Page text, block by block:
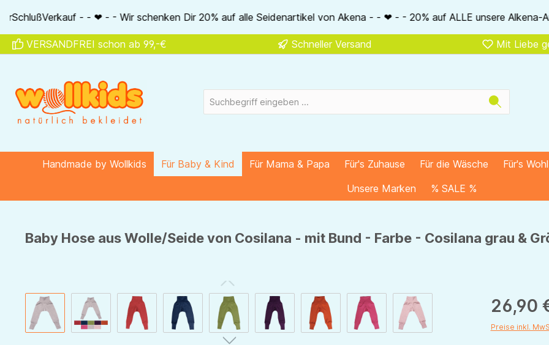
Zur Hauptnavigation springen
schenken Dir 20% auf alle Seidenartikel von Akena - - ❤ - - 20% auf ALLE unsere Alkena-Artikel - - ❤ - - 20%
VERSANDFREI schon ab 99,-€ Schneller Versand Mit Liebe
Handmade by Wollkids Für Baby & Kind Für Mama & Papa Für's Zuhause Für die Wäsche Für's
Unsere Marken
% SALE %
Baby Hose aus Wolle/Seide von Cosilana - mit Bund - Farbe - Cosilana grau &
Bildergalerie überspringen 26,90
Preise inkl.